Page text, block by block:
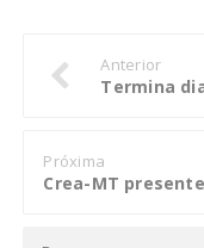
Anterior
Próxima